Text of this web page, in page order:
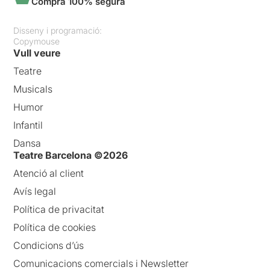
Disseny i programació:
Copymouse
Vull veure
Teatre
Musicals
Humor
Infantil
Dansa
Teatre Barcelona ©2026
Atenció al client
Avís legal
Política de privacitat
Política de cookies
Condicions d’ús
Comunicacions comercials i Newsletter